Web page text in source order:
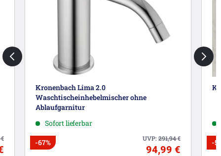
€
Kronenbach Lima 2.0
Waschtischeinhebelmischer ohne
Ablaufgarnitur
Sofort lieferbar
UVP:291,94€
-67%
94,99 €
-